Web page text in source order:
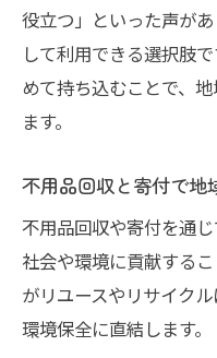
役立つ」といった声が
して利用できる選択肢
めて持ち込むことで、
ます。
不用品回収と寄付で地
不用品回収や寄付を通
社会や環境に貢献する
がリユースやリサイク
環境保全に直結します。